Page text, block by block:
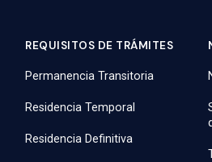
REQUISITOS DE TRÁMITES
Permanencia Transitoria
Residencia Temporal
Residencia Definitiva